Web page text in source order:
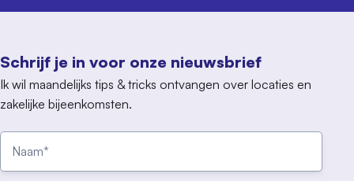
Schrijf je in voor onze nieuwsbrief
Ik wil maandelijks tips & tricks ontvangen over locaties en
zakelijke bijeenkomsten.